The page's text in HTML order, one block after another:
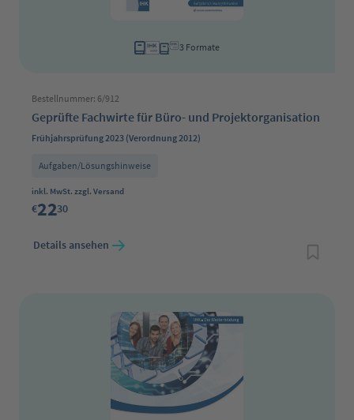
3 Formate
Bestellnummer: 6/912
Geprüfte Fachwirte für Büro- und Projektorganisation
Frühjahrsprüfung 2023 (Verordnung 2012)
Aufgaben/Lösungshinweise
Regulärer Preis:
inkl. MwSt. zzgl. Versand
€2230
Details ansehen